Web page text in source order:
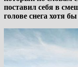
поставил себя в
голове снега хотя